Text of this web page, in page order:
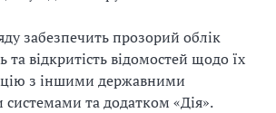
забезпечить прозорий облік
та відкритість відомостей щодо їх
з іншими державними
та додатком «Дія».